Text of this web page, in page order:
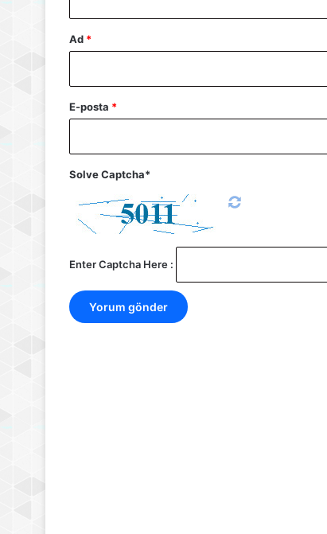
Ad *
E-posta *
Solve Captcha*
Enter Captcha Here :